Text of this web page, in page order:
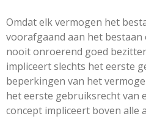
Omdat elk vermogen het
voorafgaand aan het
nooit onroerend goed
impliceert slechts het eerste
beperkingen van het
het eerste gebruiksrecht van
concept impliceert boven alle